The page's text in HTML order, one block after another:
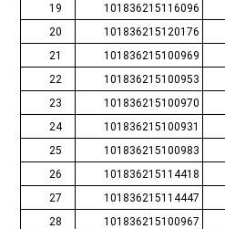
19
101836215116096
20
101836215120176
21
101836215100969
22
101836215100953
23
101836215100970
24
101836215100931
25
101836215100983
26
101836215114418
27
101836215114447
28
101836215100967